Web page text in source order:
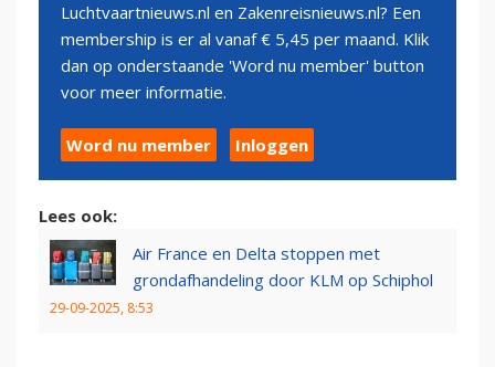
Luchtvaartnieuws.nl en Zakenreisnieuws.nl? Een
membership is er al vanaf € 5,45 per maand. Klik
dan op onderstaande 'Word nu member' button
voor meer informatie.
Word nu member Inloggen
Lees ook:
Air France en Delta stoppen met
grondafhandeling door KLM op Schiphol
29-09-2025, 8:53